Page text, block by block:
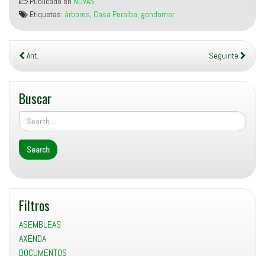
Etiquetas: árbores, Casa Peralba, gondomar
Ant. Seguinte
Buscar
Filtros
ASEMBLEAS
AXENDA
DOCUMENTOS